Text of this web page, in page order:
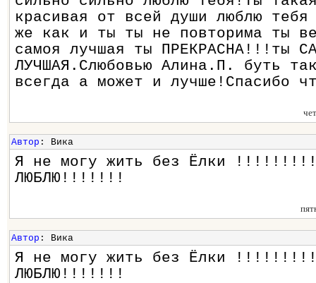
красивая от всей души люблю
же как и ты ты не повторима ты
самоя лучшая ты ПРЕКРАСНА!!!ты
ЛУЧШАЯ.Слюбовью Алина.П. буть
всегда а может и лучше!Спасибо
Автор : Вика
Я не могу жить без Ёлки !!!!!!!!!
ЛЮБЛЮ!!!!!!!
Автор : Вика
Я не могу жить без Ёлки !!!!!!!!!
ЛЮБЛЮ!!!!!!!